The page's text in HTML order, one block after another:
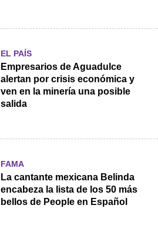
EL PAÍS
Empresarios de Aguadulce
alertan por crisis económica y
ven en la minería una posible
salida
FAMA
La cantante mexicana Belinda
encabeza la lista de los 50 más
bellos de People en Español